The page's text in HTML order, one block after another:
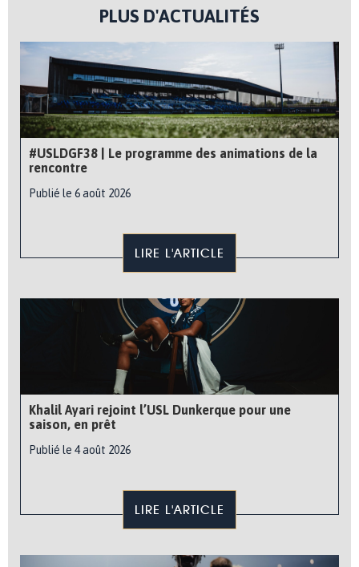
PLUS D'ACTUALITÉS
#USLDGF38 | Le programme des animations de la
rencontre
Publié le 6 août 2026
LIRE L'ARTICLE
Khalil Ayari rejoint l’USL Dunkerque pour une
saison, en prêt
Publié le 4 août 2026
LIRE L'ARTICLE